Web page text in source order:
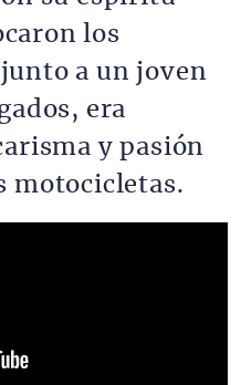
los
a un joven
era
y pasión
motocicletas.